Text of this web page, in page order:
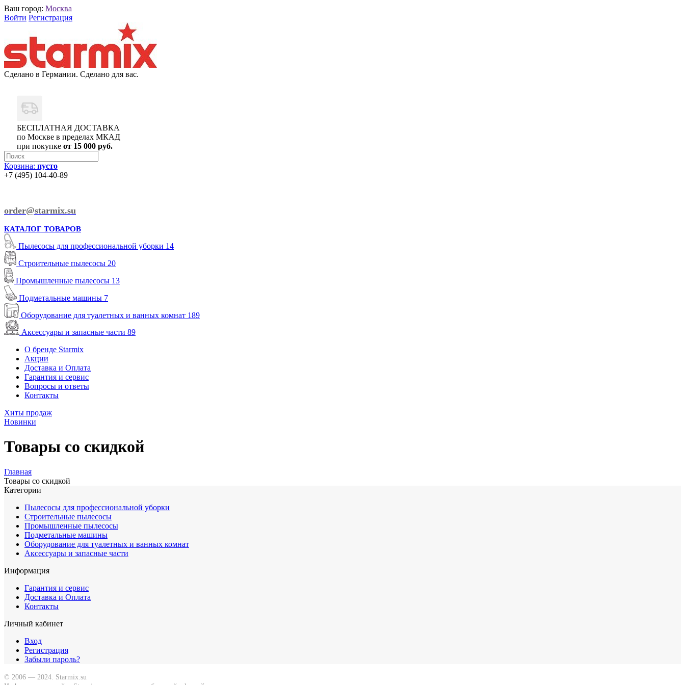
Ваш город: Москва
Войти Регистрация
Сделано в Германии. Сделано для вас.
БЕСПЛАТНАЯ ДОСТАВКА
по Москве в пределах МКАД
при покупке от 15 000 руб.
Корзина: пусто
+7 (495) 104-40-89
order@starmix.su
КАТАЛОГ ТОВАРОВ
Пылесосы для профессиональной уборки 14
Строительные пылесосы 20
Промышленные пылесосы 13
Подметальные машины 7
Оборудование для туалетных и ванных комнат 189
Аксессуары и запасные части 89
О бренде Starmix
Акции
Доставка и Оплата
Гарантия и сервис
Вопросы и ответы
Контакты
Хиты продаж
Новинки
Товары со скидкой
Главная
Товары со скидкой
Категории
Пылесосы для профессиональной уборки
Строительные пылесосы
Промышленные пылесосы
Подметальные машины
Оборудование для туалетных и ванных комнат
Аксессуары и запасные части
Информация
Гарантия и сервис
Доставка и Оплата
Контакты
Личный кабинет
Вход
Регистрация
Забыли пароль?
© 2006 — 2024. Starmix.su